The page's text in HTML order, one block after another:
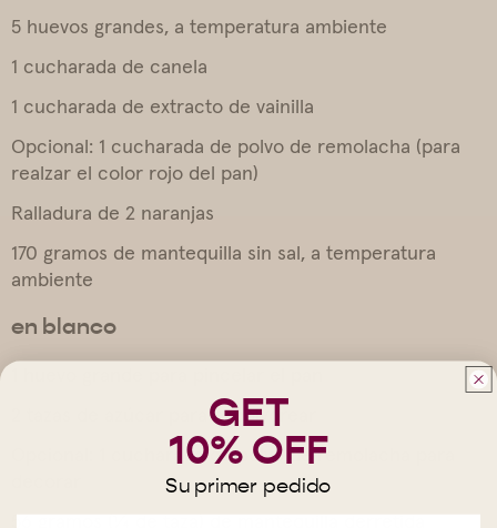
5 huevos grandes, a temperatura ambiente
1 cucharada de canela
1 cucharada de extracto de vainilla
Opcional: 1 cucharada de polvo de remolacha (para
realzar el color rojo del pan)
Ralladura de 2 naranjas
170 gramos de mantequilla sin sal, a temperatura
ambiente
en blanco
2 tazas de azúcar para espolvorear
Opcional: 1 cucharada de polvo de remolacha para
56 gramos (¼ de taza) de mantequilla derretida
GET
10% OFF
Su primer pedido